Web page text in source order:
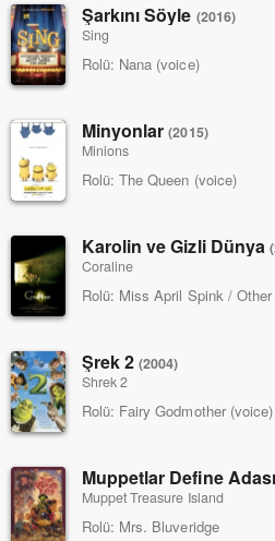
Şarkını Söyle (2016)
Sing
Rolü: Nana (voice)
Minyonlar(2015)
Minions
Rolü: The Queen (voice)
Karolin ve Gizli Dünya
Coraline
Rolü: Miss April Spink / Other
Şrek 2(2004)
Shrek 2
Rolü: Fairy Godmother (voice)
Muppetlar Define
Muppet Treasure Island
Rolü: Mrs. Bluveridge